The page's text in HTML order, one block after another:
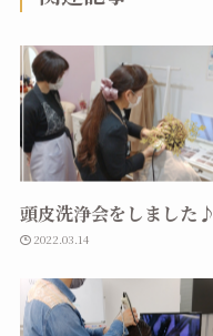
頭皮洗浄会をしました♪
2022.03.14